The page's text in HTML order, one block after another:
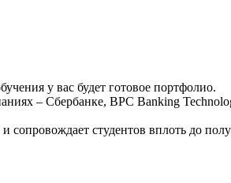
у вас будет готовое портфолио.
– Сбербанке, BPC Banking
сопровождает студентов вплоть до